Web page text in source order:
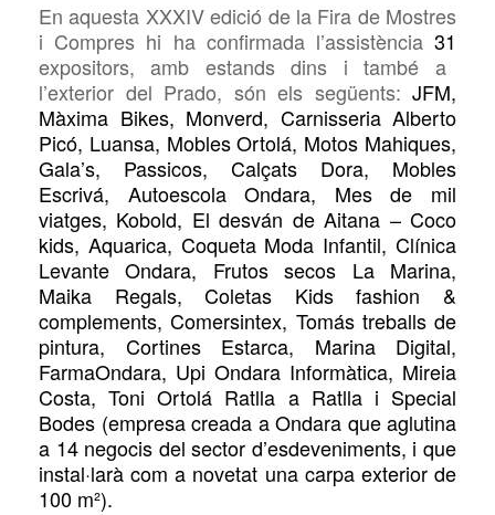
En aquesta XXXIV edició de la Fira de Mostres
i Compres hi ha confirmada l’assistència 31
expositors, amb estands dins i també a
l’exterior del Prado, són els següents: JFM,
Màxima Bikes, Monverd, Carnisseria Alberto
Picó, Luansa, Mobles Ortolá, Motos Mahiques,
Gala’s, Passicos, Calçats Dora, Mobles
Escrivá, Autoescola Ondara, Mes de mil
viatges, Kobold, El desván de Aitana – Coco
kids, Aquarica, Coqueta Moda Infantil, Clínica
Levante Ondara, Frutos secos La Marina,
Maika Regals, Coletas Kids fashion &
complements, Comersintex, Tomás treballs de
pintura, Cortines Estarca, Marina Digital,
FarmaOndara, Upi Ondara Informàtica, Mireia
Costa, Toni Ortolá Ratlla a Ratlla i Special
Bodes (empresa creada a Ondara que aglutina
a 14 negocis del sector d’esdeveniments, i que
instal·larà com a novetat una carpa exterior de
100 m²).